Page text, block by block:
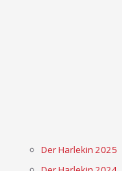
Der Harlekin 2025